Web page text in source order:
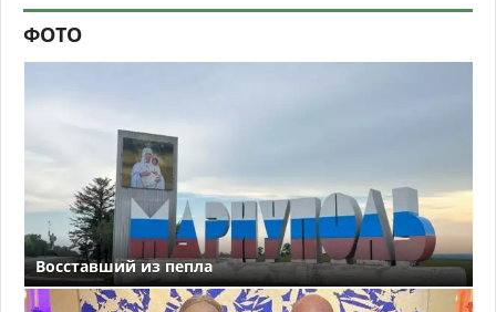
ФОТО
Восставший из пепла